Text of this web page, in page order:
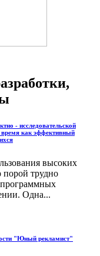
- исследовательской
время как эффективный
высоких
порой трудно
программных
Одна...
"Юный рекламист"